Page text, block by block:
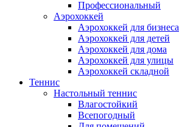
Профессиональный
Аэрохоккей
Аэрохоккей для бизнеса
Аэрохоккей для детей
Аэрохоккей для дома
Аэрохоккей для улицы
Аэрохоккей складной
Теннис
Настольный теннис
Влагостойкий
Всепогодный